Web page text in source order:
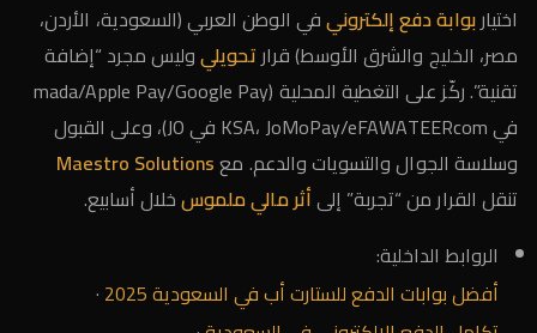
اختياربوابة دفع إلكترونيفي الوطن العربي (السعودية، الأردن،
مصر، الخليج والشرق الأوسط) قرارتحويليوليس مجرد “إضافة
تقنية”. ركّز على التغطية المحلية (mada/Apple Pay/Google Pay
في KSA، JoMoPay/eFAWATEERcom في JO)، وعلى القبول
وسلاسة الجوال والتسويات والدعم. معMaestro Solutions
تنقل القرار من “تجربة” إلىأثر مالي ملموسخلال أسابيع.
الروابط الداخلية:
أفضل بوابات الدفع للستارت أب في السعودية 2025
·